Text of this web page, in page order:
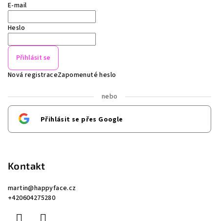
E-mail
Heslo
Přihlásit se
Nová registraceZapomenuté heslo
nebo
Přihlásit se přes Google
Kontakt
martin@happyface.cz
+420604275280